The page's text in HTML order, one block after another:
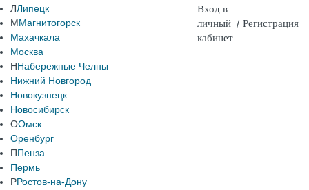
ЛЛипецк
ММагнитогорск
Махачкала
Москва
ННабережные Челны
Нижний Новгород
Новокузнецк
Новосибирск
ООмск
Оренбург
ППенза
Пермь
РРостов-на-Дону
Вход в
личный
кабинет
/ Регистрация